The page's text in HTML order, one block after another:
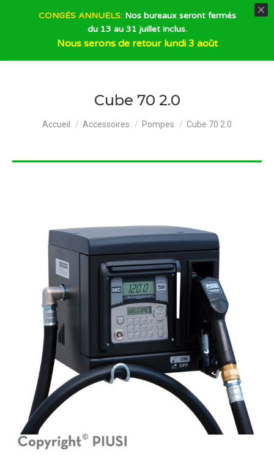
Cube 70 2.0
Vous êtes ici :
Accueil Accessoires Pompes Cube 70 2.0
CONGÉS ANNUELS:Nos bureaux seront fermés
du 13 au 31 juillet inclus.
Nous serons de retour lundi 3 août